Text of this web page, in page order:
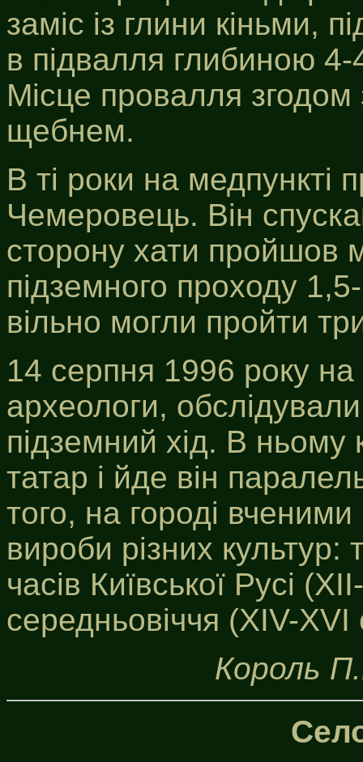
заміс із глини кіньми,
в підвалля глибиною
Місце провалля згодом
щебнем.
В ті роки на медпункті
Чемеровець. Він
сторону хати пройшов
підземного проходу
вільно могли пройти
14 серпня 1996 року
археологи,
підземний хід. В
татар і йде він
того, на городі
вироби різних культур:
часів Київської Русі
середньовіччя (XIV-XVI
Король